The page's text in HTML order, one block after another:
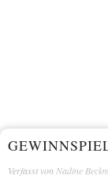
Verfasst von Nadine